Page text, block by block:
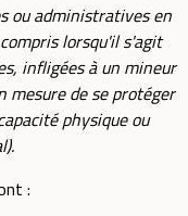
ou administratives en
lorsqu'il s'agit
infligées à un mineur
mesure de se protéger
physique ou
: